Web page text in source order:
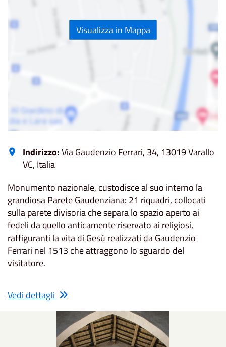
Visualizza in Mappa
Indirizzo:Via Gaudenzio Ferrari, 34, 13019 Varallo
VC, Italia
Monumento nazionale, custodisce al suo interno la
grandiosa Parete Gaudenziana: 21 riquadri, collocati
sulla parete divisoria che separa lo spazio aperto ai
fedeli da quello anticamente riservato ai religiosi,
raffiguranti la vita di Gesù realizzati da Gaudenzio
Ferrari nel 1513 che attraggono lo sguardo del
visitatore.
Vedi dettagli